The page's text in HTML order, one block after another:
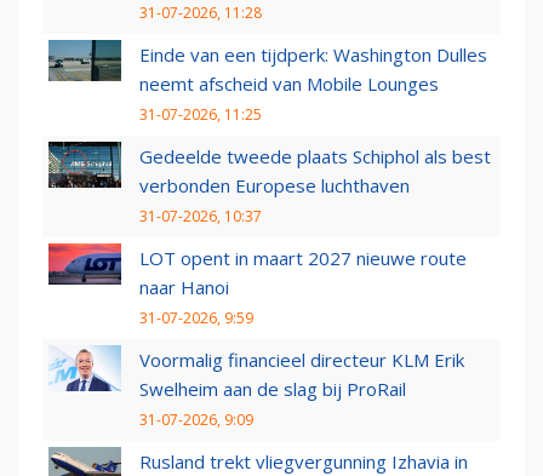
31-07-2026, 11:28
Einde van een tijdperk: Washington Dulles
neemt afscheid van Mobile Lounges
31-07-2026, 11:25
Gedeelde tweede plaats Schiphol als best
verbonden Europese luchthaven
31-07-2026, 10:37
LOT opent in maart 2027 nieuwe route
naar Hanoi
31-07-2026, 9:59
Voormalig financieel directeur KLM Erik
Swelheim aan de slag bij ProRail
31-07-2026, 9:09
Rusland trekt vliegvergunning Izhavia in